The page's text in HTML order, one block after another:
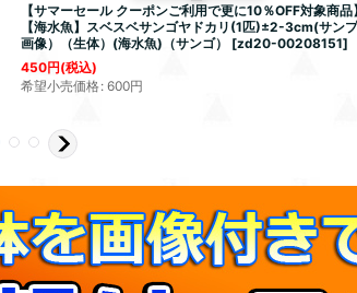
【サマーセール クーポンご利用で更に10％OFF対象商品】
【海水魚】スベスベサンゴヤドカリ(1匹)±2-3cm(サン
画像）（生体）(海水魚)（サンゴ）
[zd20-00208151]
450円(税込)
希望小売価格: 600円